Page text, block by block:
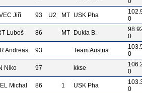
Jiří 93 U2 MT USK Pha
0
Luboš 86 MT Dukla B.
0
Andreas 93 Team Austria
0
Niko 97 kkse
0
Michal 86 1 USK Pha
0